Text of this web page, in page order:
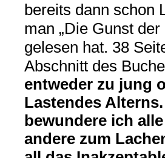
bereits dann schon
man „Die Gunst
gelesen hat. 38
Abschnitt des
entweder zu jung
Lastendes
bewundere ich
andere zum